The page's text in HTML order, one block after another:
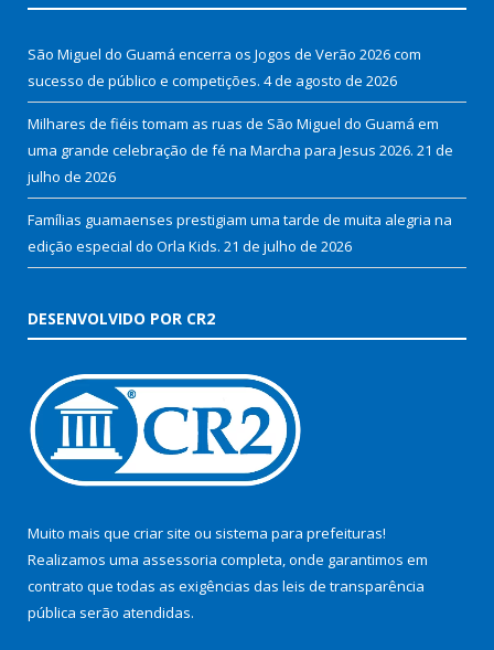
São Miguel do Guamá encerra os Jogos de Verão 2026 com
sucesso de público e competições. 4 de agosto de 2026
Milhares de fiéis tomam as ruas de São Miguel do Guamá em
uma grande celebração de fé na Marcha para Jesus 2026. 21 de
julho de 2026
Famílias guamaenses prestigiam uma tarde de muita alegria na
edição especial do Orla Kids. 21 de julho de 2026
DESENVOLVIDO POR CR2
Muito mais que criar site ou sistema para prefeituras!
Realizamos uma assessoria completa, onde garantimos em
contrato que todas as exigências das leis de transparência
pública serão atendidas.